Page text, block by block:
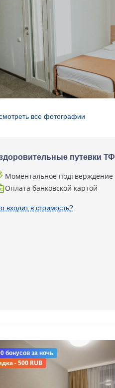
все фотографии
путевки ТФ
Моментальное подтверждение
Оплата банковской картой
входит в стоимость?
бонусов за ночь
- 500 RUB